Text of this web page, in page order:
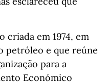
criada em 1974, em
petróleo e que reúne
para a
Económico